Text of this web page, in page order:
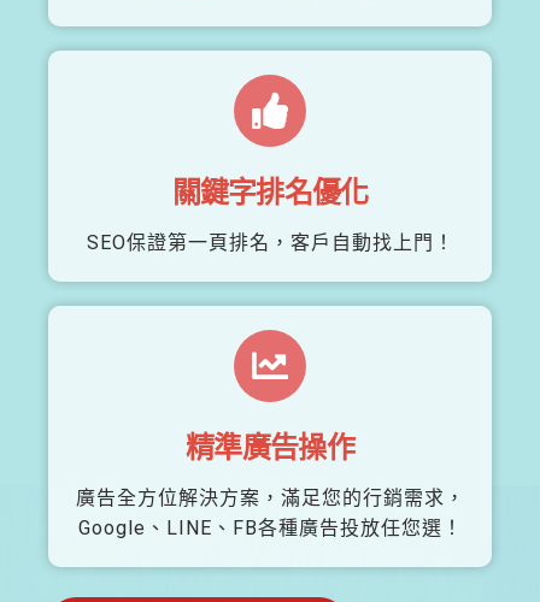
關鍵字排名優化
SEO保證第一頁排名，客戶自動找上門！
精準廣告操作
廣告全方位解決方案，滿足您的行銷需求，
Google、LINE、FB各種廣告投放任您選！